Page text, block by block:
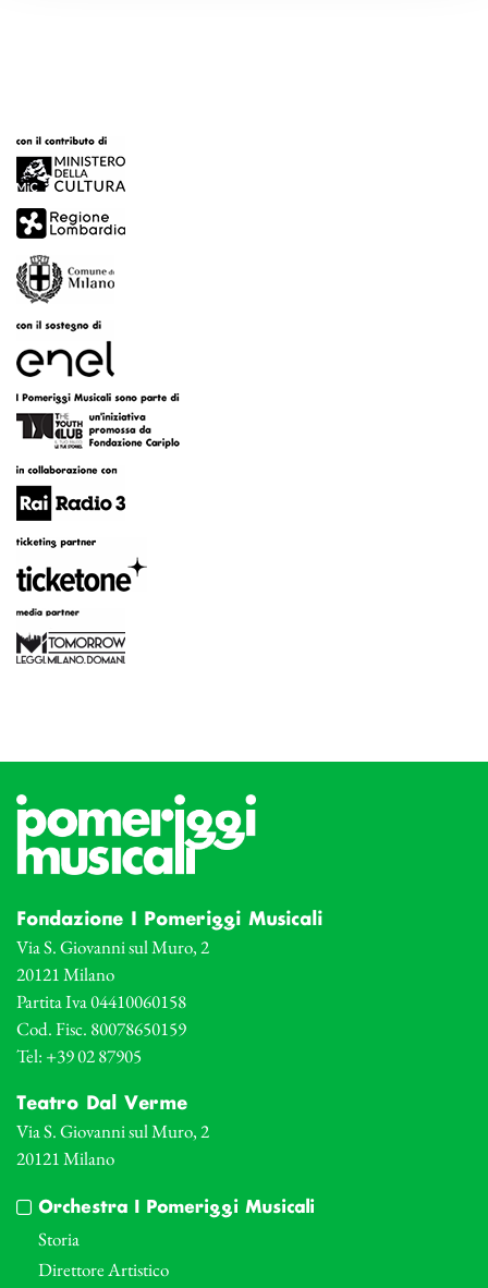
Fondazione I Pomeriggi Musicali
Via S. Giovanni sul Muro, 2
20121 Milano
Partita Iva 04410060158
Cod. Fisc. 80078650159
Tel: +39 02 87905
Teatro Dal Verme
Via S. Giovanni sul Muro, 2
20121 Milano
Orchestra I Pomeriggi Musicali
Storia
Direttore Artistico